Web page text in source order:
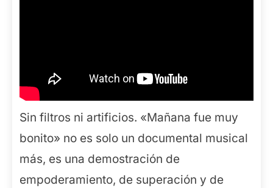
Sin filtros ni artificios. «Mañana fue muy
bonito» no es solo un documental musical
más, es una demostración de
empoderamiento, de superación y de